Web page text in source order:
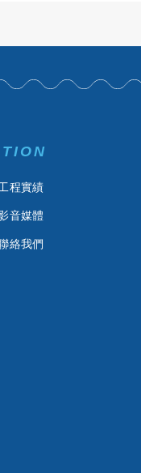
程實績
音媒體
絡我們